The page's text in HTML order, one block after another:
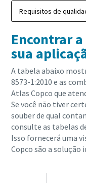
Encontrar
sua
A tabela abaixo
8573-1:2010 e as
Atlas Copco que
Se você não tiver
souber de qual
consulte as tabelas
Isso fornecerá uma
Copco são a solução